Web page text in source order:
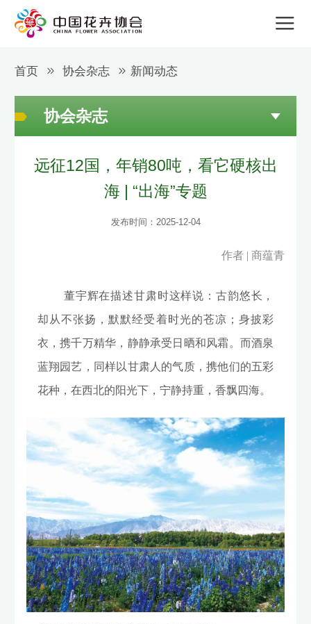
首页 协会杂志 新闻动态
协会杂志
远征12国，年销80吨，看它硬核出
海 | “出海”专题
发布时间：2025-12-04
作者 | 商蕴青
董宇辉在描述甘肃时这样说：古韵悠长，
却从不张扬，默默经受着时光的苍凉；身披彩
衣，携千万精华，静静承受日晒和风霜。而酒泉
蓝翔园艺，同样以甘肃人的气质，携他们的五彩
花种，在西北的阳光下，宁静持重，香飘四海。